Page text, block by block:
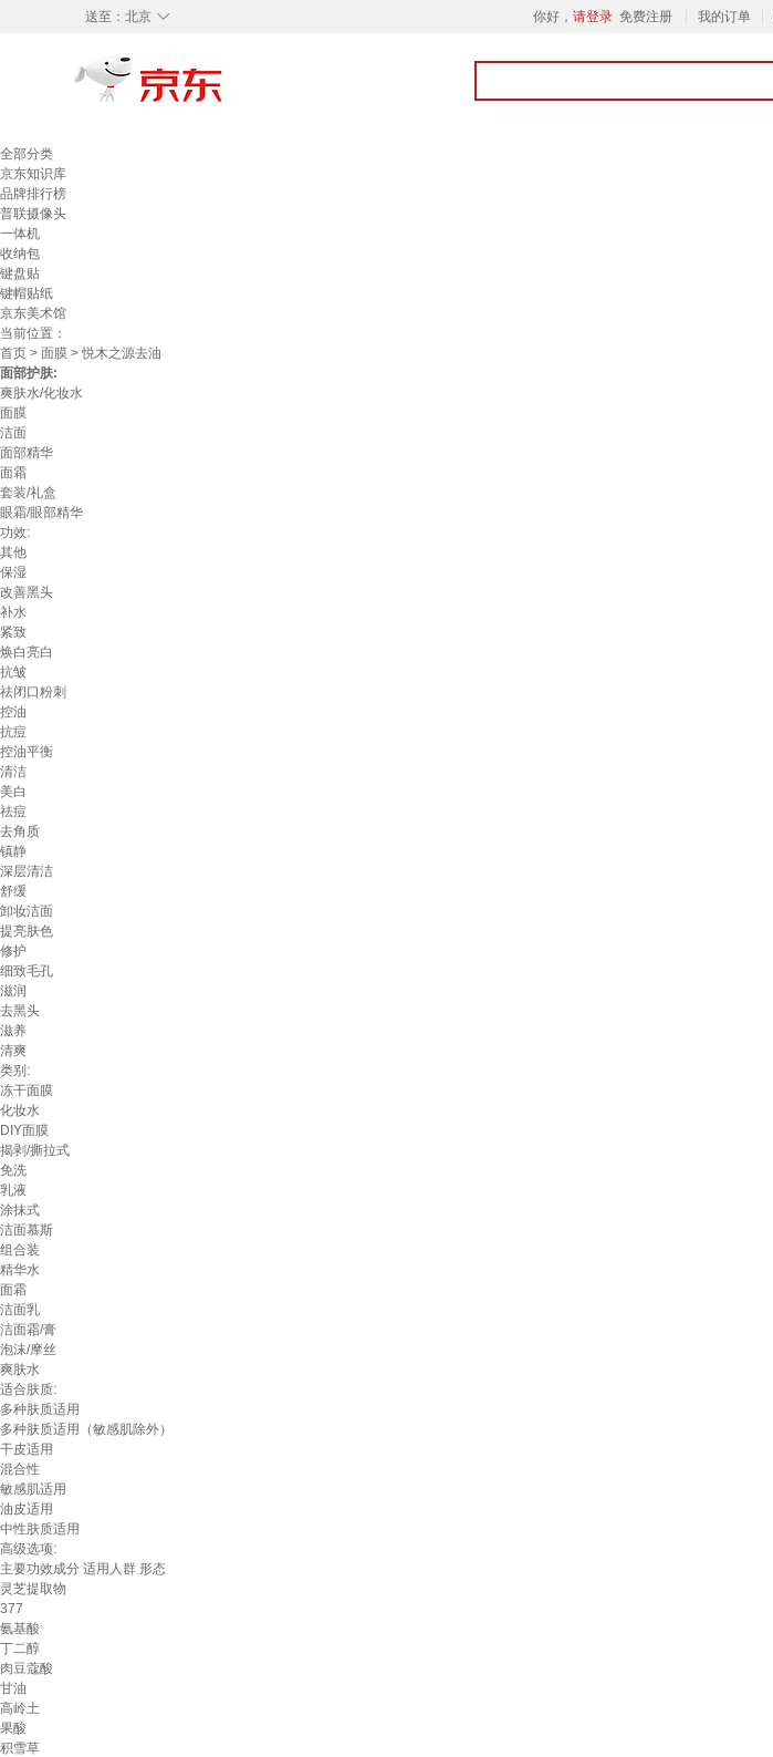
◇
送至： 北京 你好， 请登录 免费注册 我的订单
全部分类
京东知识库
品牌排行榜
普联摄像头
一体机
收纳包
键盘贴
键帽贴纸
京东美术馆
当前位置：
首页 > 面膜 > 悦木之源去油
面部护肤:
爽肤水/化妆水
面膜
洁面
面部精华
面霜
套装/礼盒
眼霜/眼部精华
功效:
其他
保湿
改善黑头
补水
紧致
焕白亮白
抗皱
祛闭口粉刺
控油
抗痘
控油平衡
清洁
美白
祛痘
去角质
镇静
深层清洁
舒缓
卸妆洁面
提亮肤色
修护
细致毛孔
滋润
去黑头
滋养
清爽
类别:
冻干面膜
化妆水
DIY面膜
揭剥/撕拉式
免洗
乳液
涂抹式
洁面慕斯
组合装
精华水
面霜
洁面乳
洁面霜/膏
泡沫/摩丝
爽肤水
适合肤质:
多种肤质适用
多种肤质适用（敏感肌除外）
干皮适用
混合性
敏感肌适用
油皮适用
中性肤质适用
高级选项:
主要功效成分 适用人群 形态
灵芝提取物
377
氨基酸
丁二醇
肉豆蔻酸
甘油
高岭土
果酸
积雪草